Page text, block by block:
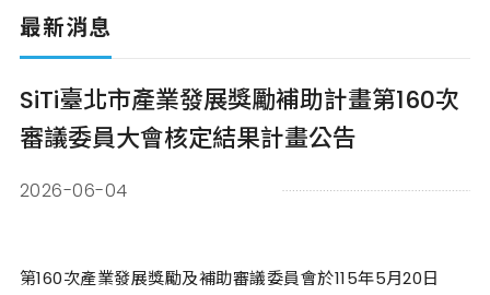
最新消息
SiTi臺北市產業發展獎勵補助計畫第160次
審議委員大會核定結果計畫公告
2026-06-04
第160次產業發展獎勵及補助審議委員會於115年5月20日